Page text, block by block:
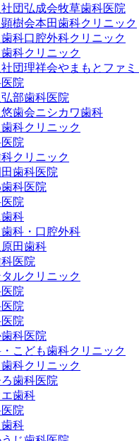
団弘成会牧草歯科医院
樹会本田歯科クリニック
科口腔外科クリニック
科クリニック
団理祥会やまもとファ
院
部歯科医院
歯会ニシカワ歯科
科クリニック
院
クリニック
歯科医院
科医院
院
科
科・口腔外科
田歯科
医院
タルクリニック
院
院
院
科医院
こども歯科クリニック
科クリニック
歯科医院
歯科
院
科